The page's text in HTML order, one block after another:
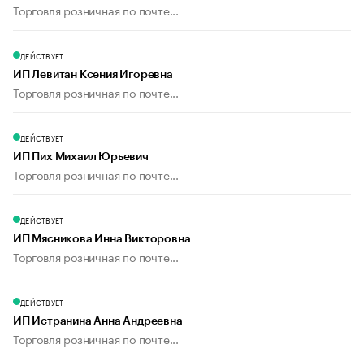
Торговля розничная по почте...
ДЕЙСТВУЕТ
ИП Левитан Ксения Игоревна
Торговля розничная по почте...
ДЕЙСТВУЕТ
ИП Пих Михаил Юрьевич
Торговля розничная по почте...
ДЕЙСТВУЕТ
ИП Мясникова Инна Викторовна
Торговля розничная по почте...
ДЕЙСТВУЕТ
ИП Истранина Анна Андреевна
Торговля розничная по почте...